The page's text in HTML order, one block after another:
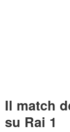
Il match
su Rai 1